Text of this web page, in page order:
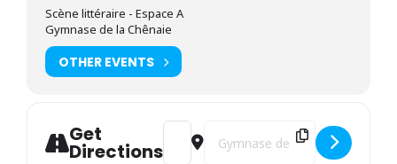
Scène littéraire - Espace A
Gymnase de la Chênaie
OTHER EVENTS
Get
Directions
Address - ENTRETIEN ROBERTO
Destination Address -